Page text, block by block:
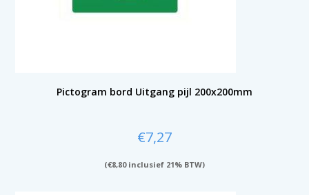
Pictogram bord Uitgang pijl 200x200mm
€7,27
(€8,80inclusief 21% BTW)